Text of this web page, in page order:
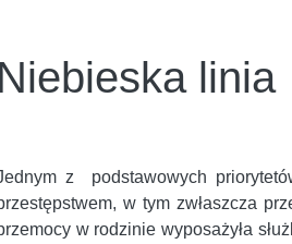
Niebieska linia
z podstawowych
w tym zwłaszcza
w rodzinie wyposażyła